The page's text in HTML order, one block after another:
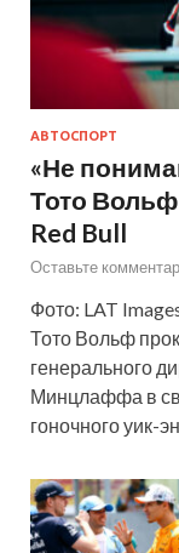
АВТОСПОРТ
«Не
Тото Вольф
Red Bull
Оставьте
Фото: LAT
Тото Вольф
генерального
Минцлаффа в
гоночного уик-